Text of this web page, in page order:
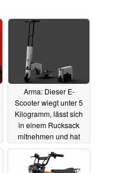
Arma: Dieser E-
Scooter wiegt unter 5
Kilogramm, lässt sich
in einem Rucksack
mitnehmen und hat
15 Kilometern01.12.2023